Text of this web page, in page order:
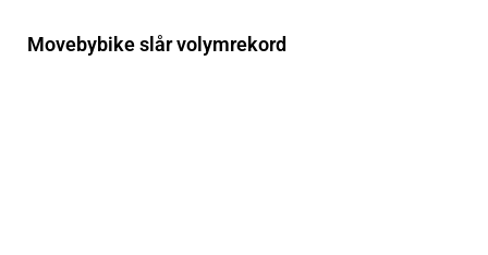
Movebybike slår volymrekord